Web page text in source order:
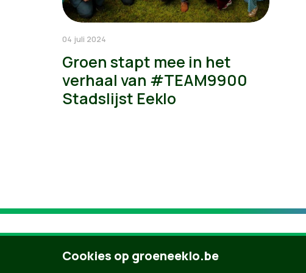
04 juli 2024
Groen stapt mee in het
verhaal van #TEAM9900
Stadslijst Eeklo
Cookies op groeneeklo.be